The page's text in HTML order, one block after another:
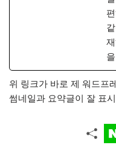
위 링크가 바로 제 워드프
썸네일과 요약글이 잘 표